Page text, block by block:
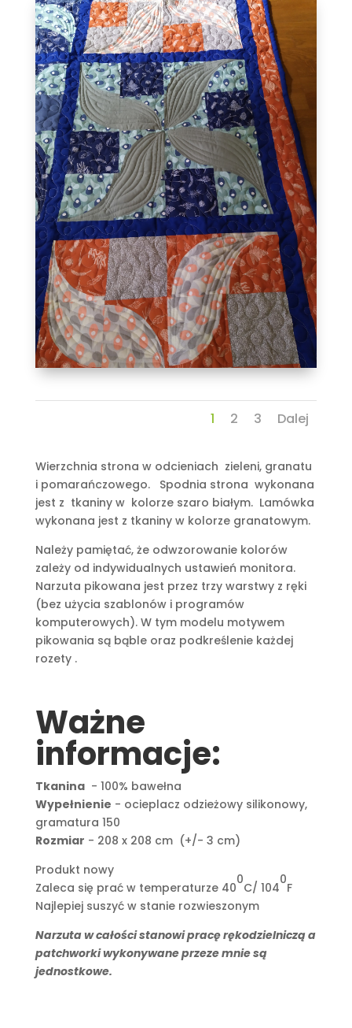
1 2 3 Dalej
Wierzchnia strona w odcieniach zieleni, granatu
i pomarańczowego. Spodnia strona wykonana
jest z tkaniny w kolorze szaro białym. Lamówka
wykonana jest z tkaniny w kolorze granatowym.
Należy pamiętać, że odwzorowanie kolorów
zależy od indywidualnych ustawień monitora.
Narzuta pikowana jest przez trzy warstwy z ręki
(bez użycia szablonów i programów
komputerowych). W tym modelu motywem
pikowania są bąble oraz podkreślenie każdej
rozety .
Ważne
informacje:
Tkanina- 100% bawełna
Wypełnienie - ocieplacz odzieżowy silikonowy,
gramatura 150
Rozmiar - 208 x 208 cm (+/- 3 cm)
Produkt nowy
Zaleca się prać w temperaturze 40
0
C/ 104
0
F
Najlepiej suszyć w stanie rozwieszonym
Narzuta w całości stanowi pracę rękodzielniczą a
patchworki wykonywane przeze mnie są
jednostkowe.